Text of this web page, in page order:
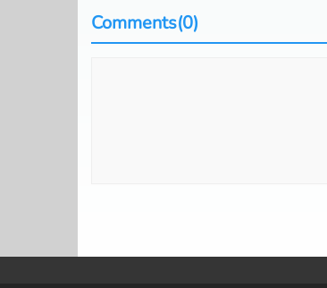
Comments(0)